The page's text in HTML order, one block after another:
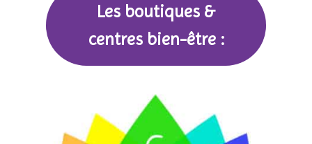
Les boutiques &
centres bien-être :